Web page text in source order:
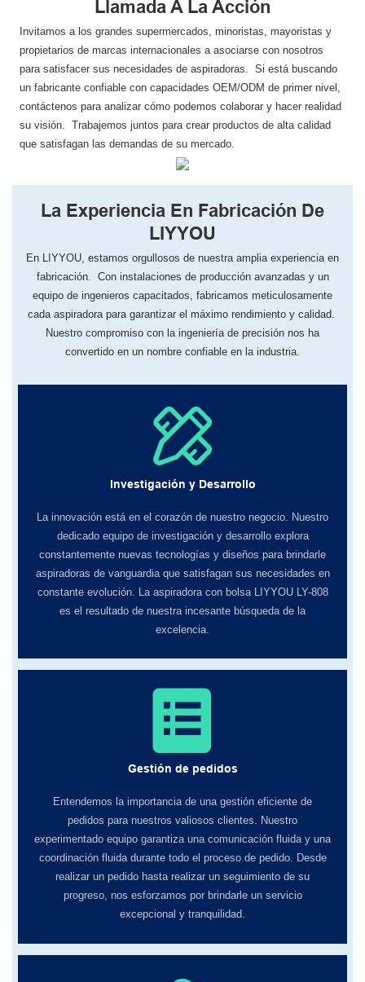
Llamada A La Acción
Invitamos a los grandes supermercados, minoristas, mayoristas y
propietarios de marcas internacionales a asociarse con nosotros
para satisfacer sus necesidades de aspiradoras. Si está buscando
un fabricante confiable con capacidades OEM/ODM de primer nivel,
contáctenos para analizar cómo podemos colaborar y hacer realidad
su visión. Trabajemos juntos para crear productos de alta calidad
que satisfagan las demandas de su mercado.
La Experiencia En Fabricación De
LIYYOU
En LIYYOU, ​​estamos orgullosos de nuestra amplia experiencia en
fabricación. Con instalaciones de producción avanzadas y un
equipo de ingenieros capacitados, fabricamos meticulosamente
cada aspiradora para garantizar el máximo rendimiento y calidad.
Nuestro compromiso con la ingeniería de precisión nos ha
convertido en un nombre confiable en la industria.
Investigación y Desarrollo
La innovación está en el corazón de nuestro negocio. Nuestro
dedicado equipo de investigación y desarrollo explora
constantemente nuevas tecnologías y diseños para brindarle
aspiradoras de vanguardia que satisfagan sus necesidades en
constante evolución. La aspiradora con bolsa LIYYOU LY-808
es el resultado de nuestra incesante búsqueda de la
excelencia.
Gestión de pedidos
Entendemos la importancia de una gestión eficiente de
pedidos para nuestros valiosos clientes. Nuestro
experimentado equipo garantiza una comunicación fluida y una
coordinación fluida durante todo el proceso de pedido. Desde
realizar un pedido hasta realizar un seguimiento de su
progreso, nos esforzamos por brindarle un servicio
excepcional y tranquilidad.